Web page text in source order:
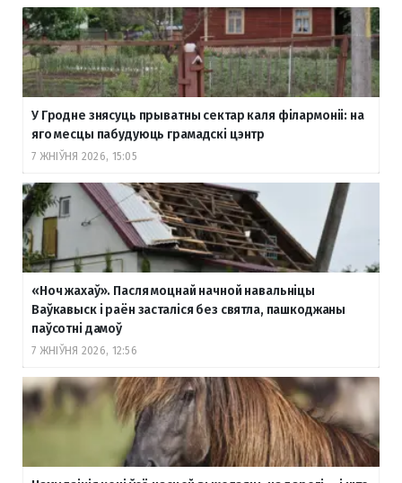
У Гродне знясуць прыватны сектар каля філармоніі: на
яго месцы пабудуюць грамадскі цэнтр
7 ЖНІЎНЯ 2026, 15:05
«Ноч жахаў». Пасля моцнай начной навальніцы
Ваўкавыск і раён засталіся без святла, пашкоджаны
паўсотні дамоў
7 ЖНІЎНЯ 2026, 12:56